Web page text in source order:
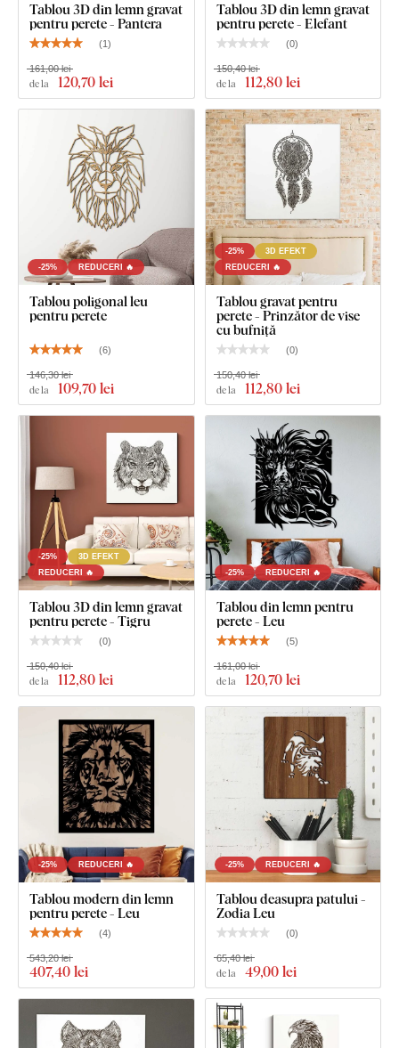
Puteți alege dintre 12 decorațiunicu lac semi-mat, care
creșterezistența la zgârieturi obișnuite.Grosimea
3 mm
conferă produsuluiefect 3Dcu umbrire delicată, astfel încât pe
perete arată curat și elegant – spre deosebire de autocolantele
subțiri din hârtie.
sigură,potrivită pentru interior (inclusiv camera copiilor).
Ce este inclus în pachet?
Tablou 3D gravat din lemn pentru perete - Leu
1-2 cârlige pe partea opusă a tabloului
Tablou 3D din lemn gravat
pentru perete - Pantera
(1)
de la 120,70 lei
161,00 lei
Tablou 3D din lemn gravat
pentru perete - Elefant
(0)
de la 112,80 lei
150,40 lei
-25% REDUCERI 🔥
Tablou poligonal leu
pentru perete
(6)
de la 109,70 lei
146,30 lei
-25%
3D EFEKT
REDUCERI 🔥
Tablou gravat pentru
perete - Prinzător de vise
cu bufniță
(0)
de la 112,80 lei
150,40 lei
-25%
3D EFEKT
REDUCERI 🔥
Tablou 3D din lemn gravat
pentru perete - Tigru
(0)
de la 112,80 lei
150,40 lei
-25% REDUCERI 🔥
Tablou din lemn pentru
perete - Leu
(5)
de la 120,70 lei
161,00 lei
-25% REDUCERI 🔥
Tablou modern din lemn
pentru perete - Leu
(4)
407,40 lei
543,20 lei
-25% REDUCERI 🔥
Tablou deasupra patului -
Zodia Leu
(0)
de la 49,00 lei
65,40 lei